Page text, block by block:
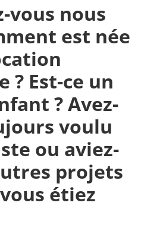
vous nous
est née
? Est-ce un
? Avez-
voulu
ou aviez-
projets
étiez